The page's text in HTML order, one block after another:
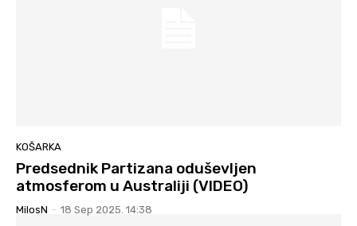
KOŠARKA
Predsednik Partizana oduševljen
atmosferom u Australiji (VIDEO)
MilosN - 18 Sep 2025. 14:38